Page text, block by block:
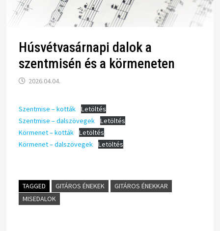
Húsvétvasárnapi dalok a
szentmisén és a körmeneten
2026.04.04.
Szentmise – kották
Letöltés
Szentmise – dalszövegek
Letöltés
Körmenet – kották
Letöltés
Körmenet – dalszövegek
Letöltés
TAGGED GITÁROS ÉNEKEK
GITÁROS ÉNEKKAR
MISEDALOK